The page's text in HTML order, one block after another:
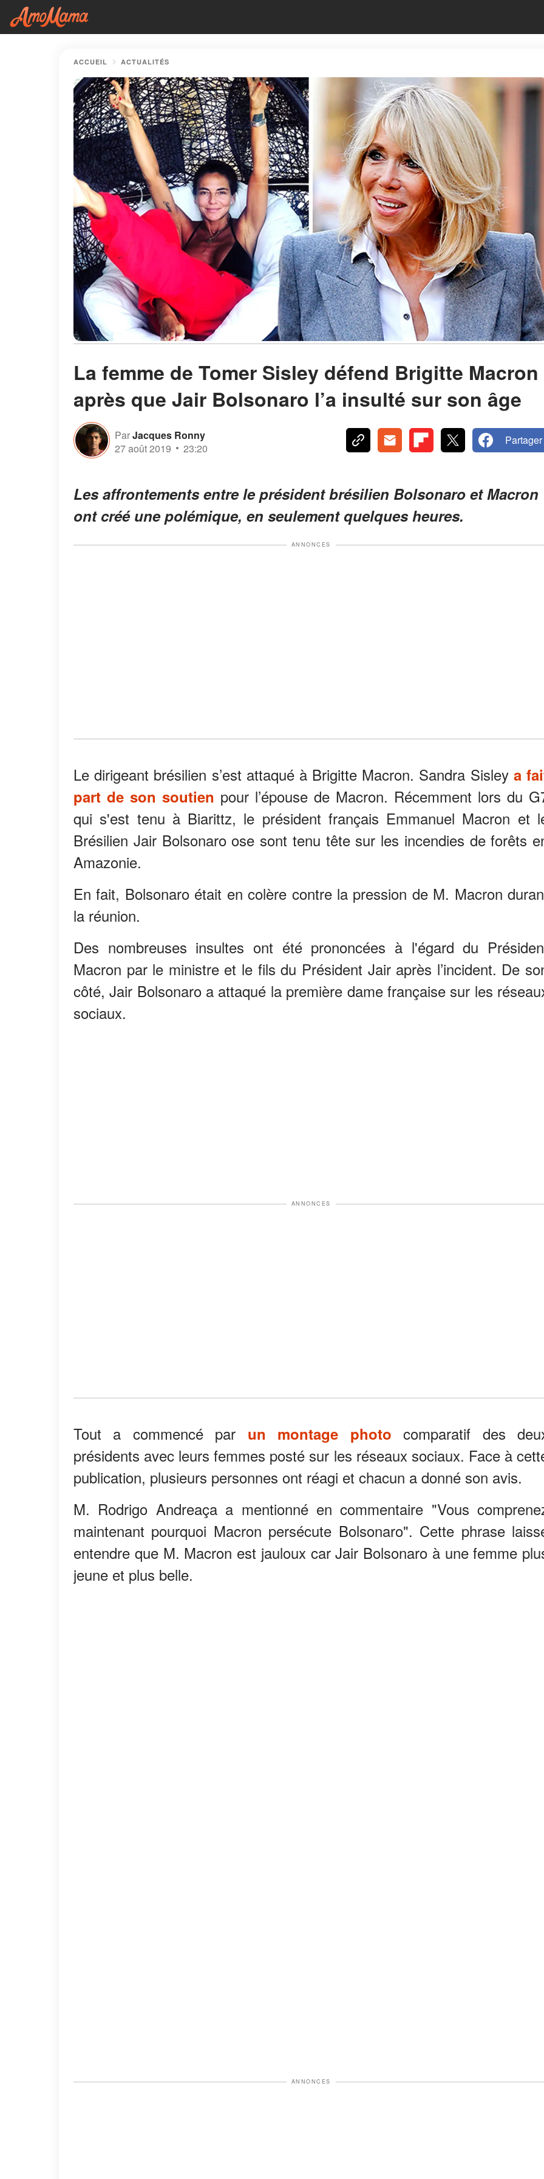
ACCUEIL ACTUALITÉS
La femme de Tomer Sisley défend Brigitte Macron
après que Jair Bolsonaro l’a insulté sur son âge
ParJacques Ronny
27 août 2019
23:20
Partager
Les affrontements entre le président brésilien Bolsonaro et Macron
ont créé une polémique, en seulement quelques heures.
ANNONCES
Le dirigeant brésilien s’est attaqué à Brigitte Macron. Sandra Sisley a
part de son soutien pour l’épouse de Macron. Récemment lors du
qui s'est tenu à Biarittz, le président français Emmanuel Macron et
Brésilien Jair Bolsonaro ose sont tenu tête sur les incendies de forêts
Amazonie.
En fait, Bolsonaro était en colère contre la pression de M. Macron
la réunion.
Des nombreuses insultes ont été prononcées à l'égard du
Macron par le ministre et le fils du Président Jair après l’incident. De
côté, Jair Bolsonaro a attaqué la première dame française sur les
sociaux.
ANNONCES
Tout a commencé par un montage photo comparatif des
présidents avec leurs femmes posté sur les réseaux sociaux. Face à
publication, plusieurs personnes ont réagi et chacun a donné son avis.
M. Rodrigo Andreaça a mentionné en commentaire "Vous
maintenant pourquoi Macron persécute Bolsonaro". Cette phrase
entendre que M. Macron est jauloux car Jair Bolsonaro à une femme
jeune et plus belle.
ANNONCES